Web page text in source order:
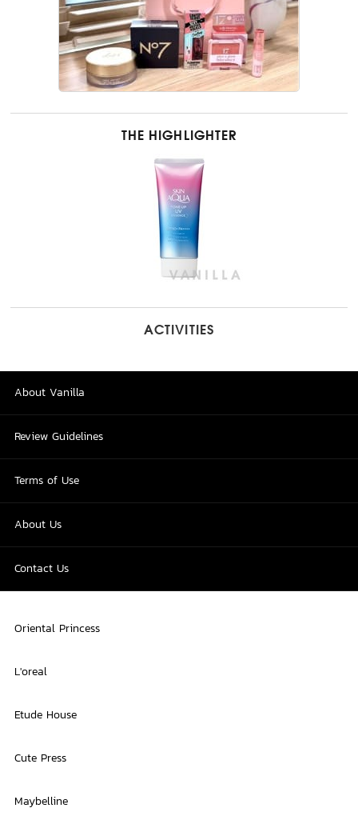
THE HIGHLIGHTER
ACTIVITIES
About Vanilla
Review Guidelines
Terms of Use
About Us
Contact Us
Oriental Princess
L'oreal
Etude House
Cute Press
Maybelline